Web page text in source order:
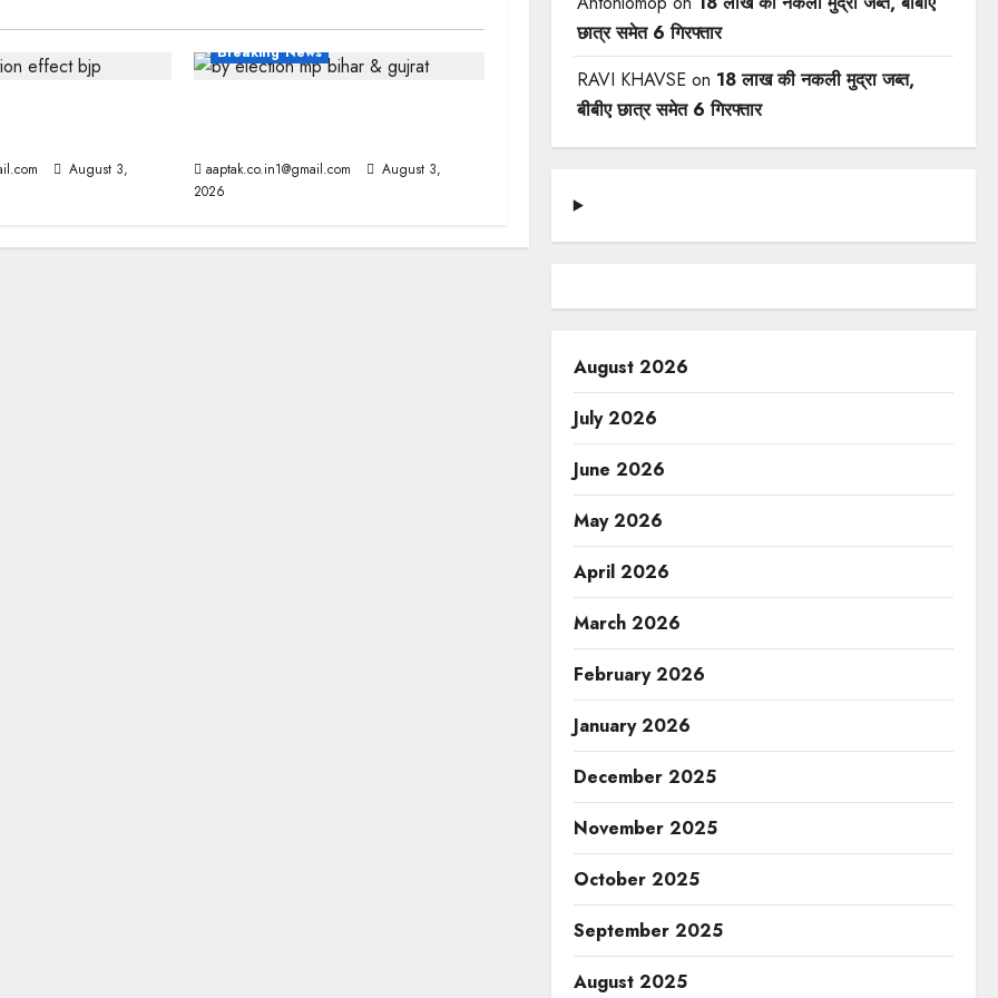
August 3,
Breaking News
aaptak.co.in1@gmail.com
August 3,
2026
छात्र समेत 6 गिरफ्तार
RAVI KHAVSEon 18 लाख की नकली मुद्रा जब्त,
बीबीए छात्र समेत 6 गिरफ्तार
August 2026
July 2026
June 2026
May 2026
April 2026
March 2026
February 2026
January 2026
December 2025
November 2025
October 2025
September 2025
August 2025